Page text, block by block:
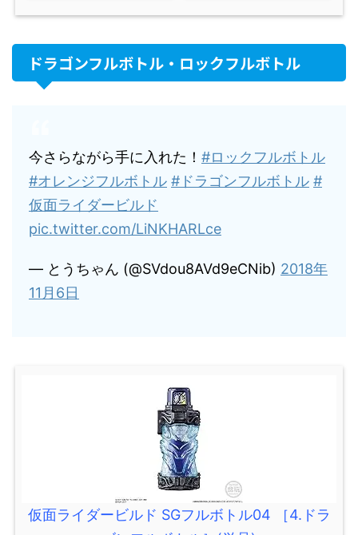
ドラゴンフルボトル・ロックフルボトル
今さらながら手に入れた！ #ロックフルボトル
#オレンジフルボトル #ドラゴンフルボトル #
仮面ライダービルド
pic.twitter.com/LiNKHARLce
— とうちゃん (@SVdou8AVd9eCNib) 2018年
11月6日
仮面ライダービルド SGフルボトル04 ［4.ドラ